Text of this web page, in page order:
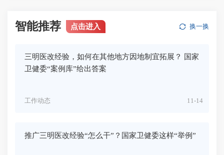
智能推荐 点击进入 换一换
三明医改经验，如何在其他地方因地制宜拓展？ 国家
卫健委“案例库”给出答案
11-14
工作动态
推广三明医改经验“怎么干”？国家卫健委这样“举例”